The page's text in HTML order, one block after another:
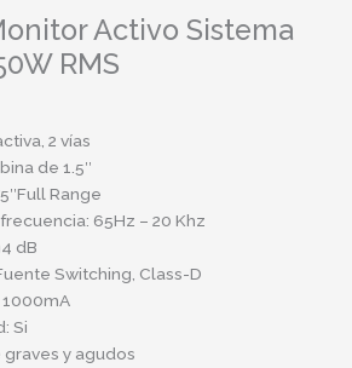
Activo Sistema
RMS
2 vías
de 1.5″
Range
65Hz – 20 Khz
dB
Switching, Class-D
1000mA
Si
graves y agudos